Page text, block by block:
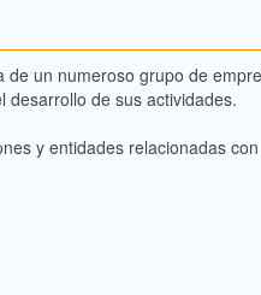
un numeroso grupo de
desarrollo de sus actividades.
y entidades relacionadas